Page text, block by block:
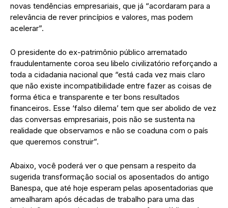
novas tendências empresariais, que já “acordaram para a
relevância de rever princípios e valores, mas podem
acelerar”.
O presidente do ex-patrimônio público arrematado
fraudulentamente coroa seu libelo civilizatório reforçando a
toda a cidadania nacional que “está cada vez mais claro
que não existe incompatibilidade entre fazer as coisas de
forma ética e transparente e ter bons resultados
financeiros. Esse ‘falso dilema’ tem que ser abolido de vez
das conversas empresariais, pois não se sustenta na
realidade que observamos e não se coaduna com o país
que queremos construir”.
Abaixo, você poderá ver o que pensam a respeito da
sugerida transformação social os aposentados do antigo
Banespa, que até hoje esperam pelas aposentadorias que
amealharam após décadas de trabalho para uma das